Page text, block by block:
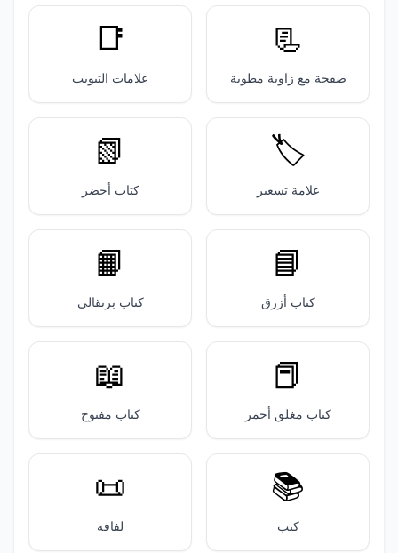
📃
صفحة مع زاوية مطوية
📑
علامات التبويب
🏷️
علامة تسعير
📗
كتاب أخضر
📘
كتاب أزرق
📙
كتاب برتقالي
📕
كتاب مغلق أحمر
📖
كتاب مفتوح
📚️
كتب
📜
لفافة